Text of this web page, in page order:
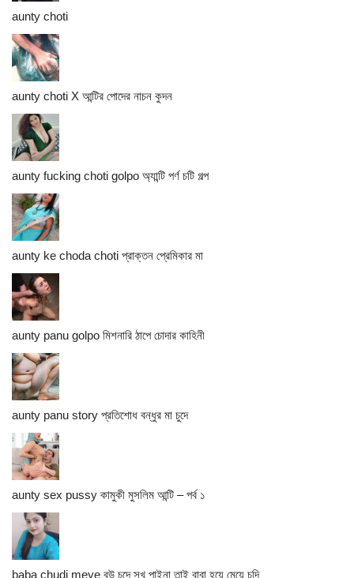
aunty choti
aunty choti X আন্টির পোদের নাচন কুদন
aunty fucking choti golpo অ্যান্টি পর্ণ চটি গল্প
aunty ke choda choti প্রাক্তন প্রেমিকার মা
aunty panu golpo মিশনারি ঠাপে চোদার কাহিনী
aunty panu story প্রতিশোধ বন্ধুর মা চুদে
aunty sex pussy কামুকী মুসলিম আন্টি – পর্ব ১
baba chudi meye বউ চুদে সুখ পাইনা তাই বাবা হয়ে মেয়ে চুদি